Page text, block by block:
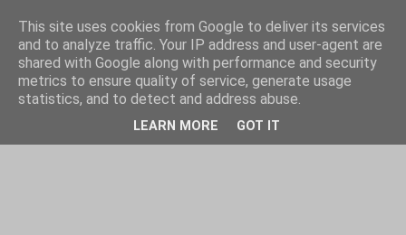
This site uses cookies from Google to deliver its services
and to analyze traffic. Your IP address and user-agent are
shared with Google along with performance and security
metrics to ensure quality of service, generate usage
statistics, and to detect and address abuse.
LEARN MORE GOT IT